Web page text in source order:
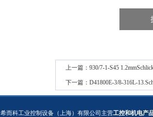
上一篇： 930/7-1-S45
下一篇： D41800E-3/8-316L-
希而科工业控制设备（上海）有限公司主营工控和机电产